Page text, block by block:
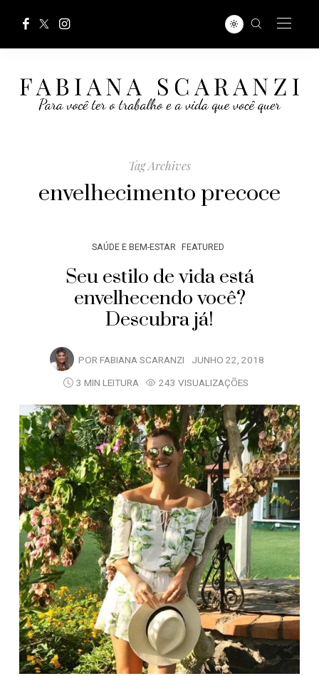
Tag Archives
envelhecimento precoce
SAÚDE E BEM-ESTAR FEATURED
Seu estilo de vida está
envelhecendo você?
Descubra já!
POR FABIANA SCARANZI JUNHO 22, 2018
3 MIN LEITURA
243 VISUALIZAÇÕES